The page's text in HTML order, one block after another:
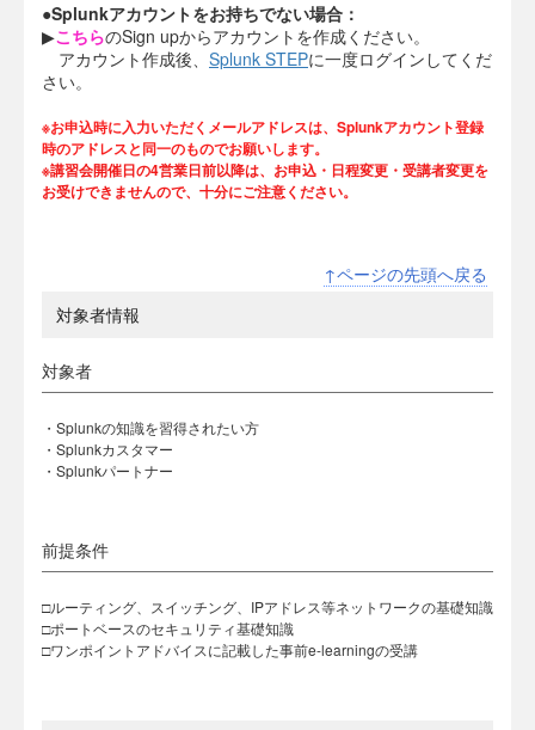
●Splunkアカウントをお持ちでない場合：
▶こちらのSign upからアカウントを作成ください。
アカウント作成後、 Splunk STEPに一度ログインしてくだ
さい。
※お申込時に入力いただくメールアドレスは、Splunkアカウント登録
時のアドレスと同一のものでお願いします。
※講習会開催日の4営業日前以降は、お申込・日程変更・受講者変更を
お受けできませんので、十分にご注意ください。
↑ページの先頭へ戻る
対象者情報
対象者
・Splunkの知識を習得されたい方
・Splunkカスタマー
・Splunkパートナー
前提条件
□ルーティング、スイッチング、IPアドレス等ネットワークの基礎知識
□ポートベースのセキュリティ基礎知識
□ワンポイントアドバイスに記載した事前e-learningの受講